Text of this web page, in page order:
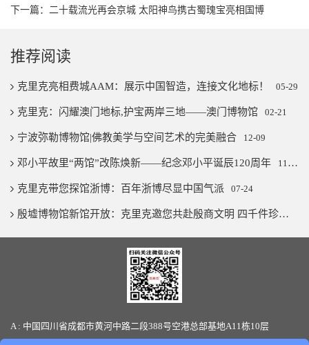
下一篇：二十载流光再会京城 太阳神鸟携古蜀瑰宝亮相国博
推荐阅读
克里克亮相费城AAM：展示中国智造，连接文化地标！ 05-29
克里克：闪耀澳门地标,护宝两岸三地——澳门博物馆 02-21
宁波弥勒博物馆|佛教美学与空间艺术的完美融合 12-09
邓小平故里“两馆”改陈焕新——纪念邓小平诞辰120周年 11-07
克里克带您探馆浙博：百年浙博尽显中国气派 07-24
殷墟博物馆新馆开放：克里克邀您共赴殷商文明 四千件珍宝璨若星河
A : 中国四川省成都市黄河中路二段388号空港总部基地A11栋10层